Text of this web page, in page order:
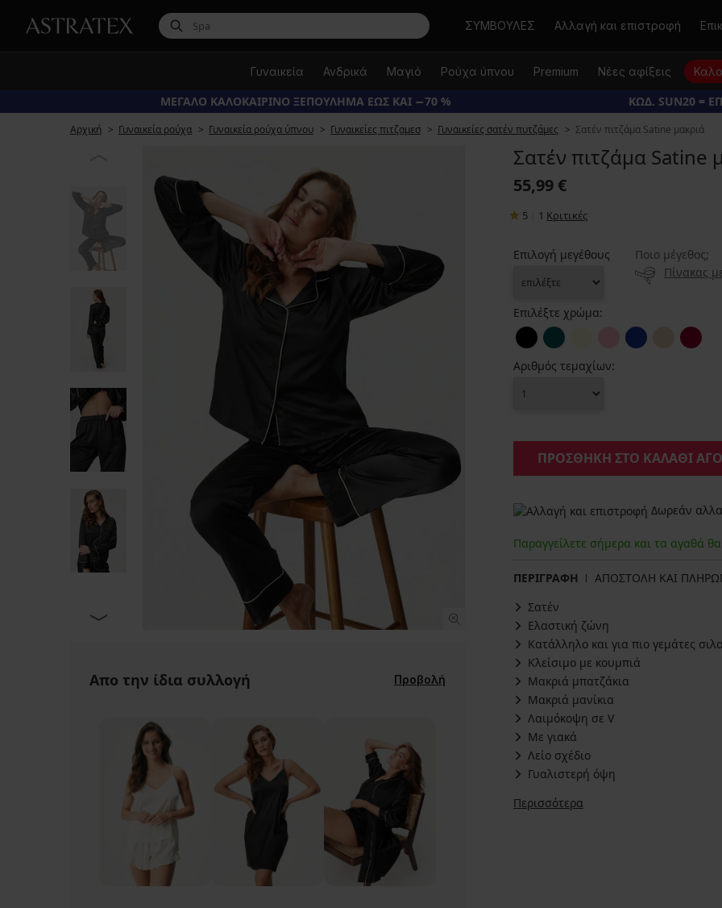
Αναζήτηση
ΣΥΜΒΟΥΛΕΣ Αλλαγή και επιστροφή
Γυναικεία Ανδρικά Μαγιό Ρούχα ύπνου Premium Νέες αφίξεις
ΜΕΓΑΛΟ ΚΑΛΟΚΑΙΡΙΝΟ ΞΕΠΟΥΛΗΜΑ ΕΩΣ ΚΑΙ −70 % ΚΩΔ. SUN20 =
Αρχική Γυναικεία ρούχα Γυναικεία ρούχα ύπνου Γυναικείες πιτζαμεσ Γυναικείες σατέν πυτζάμες Σατέν πιτζάμα Satine μακριά
Απο την ίδια συλλογή Προβολή
Σατέν πιτζάμα Satine
55,99 €
5 1 Κριτικές
Επιλογή μεγέθους
Ποιο μέγεθος;
Πίνακας
Επιλέξτε χρώμα:
Αριθμός τεμαχίων:
ΠΡΟΣΘΗΚΗ ΣΤΟ ΚΑΛΑΘΙ
Δωρεάν
Παραγγείλετε σήμερα και τα αγαθά
ΠΕΡΙΓΡΑΦΗ ΑΠΟΣΤΟΛΗ ΚΑΙ
Σατέν
Ελαστική ζώνη
Κατάλληλο και για πιο γεμάτες
Κλείσιμο με κουμπιά
Μακριά μπατζάκια
Μακριά μανίκια
Λαιμόκοψη σε V
Με γιακά
Λείο σχέδιο
Γυαλιστερή όψη
Περισσότερα